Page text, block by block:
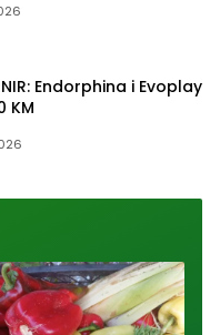
Endorphina i Evoplay
KM